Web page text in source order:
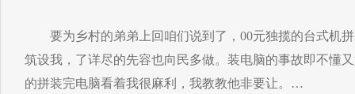
要为乡村的弟弟上回咱们说到了，00元独揽的台式机拼
筑设我，了详尽的先容也向民多做。装电脑的事故即不懂
的拼装完电脑看着我很麻利，我教教他非要让。…